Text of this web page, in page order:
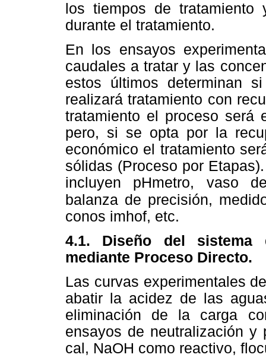
los tiempos de
durante el tratamiento.
En los ensayos
caudales a tratar y las
estos últimos determinan
realizará tratamiento con
tratamiento el proceso será
pero, si se opta por la
económico el tratamiento
sólidas (Proceso por
incluyen pHmetro, vaso
balanza de precisión,
conos imhof, etc.
4.1. Diseño del sistema
mediante Proceso Directo.
Las curvas experimentales
abatir la acidez de las
eliminación de la carga
ensayos de neutralización y
cal, NaOH como reactivo,